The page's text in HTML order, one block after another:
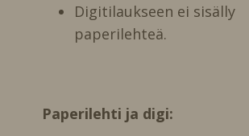
Digitilaukseen ei sisälly
paperilehteä.
Paperilehti ja digi: